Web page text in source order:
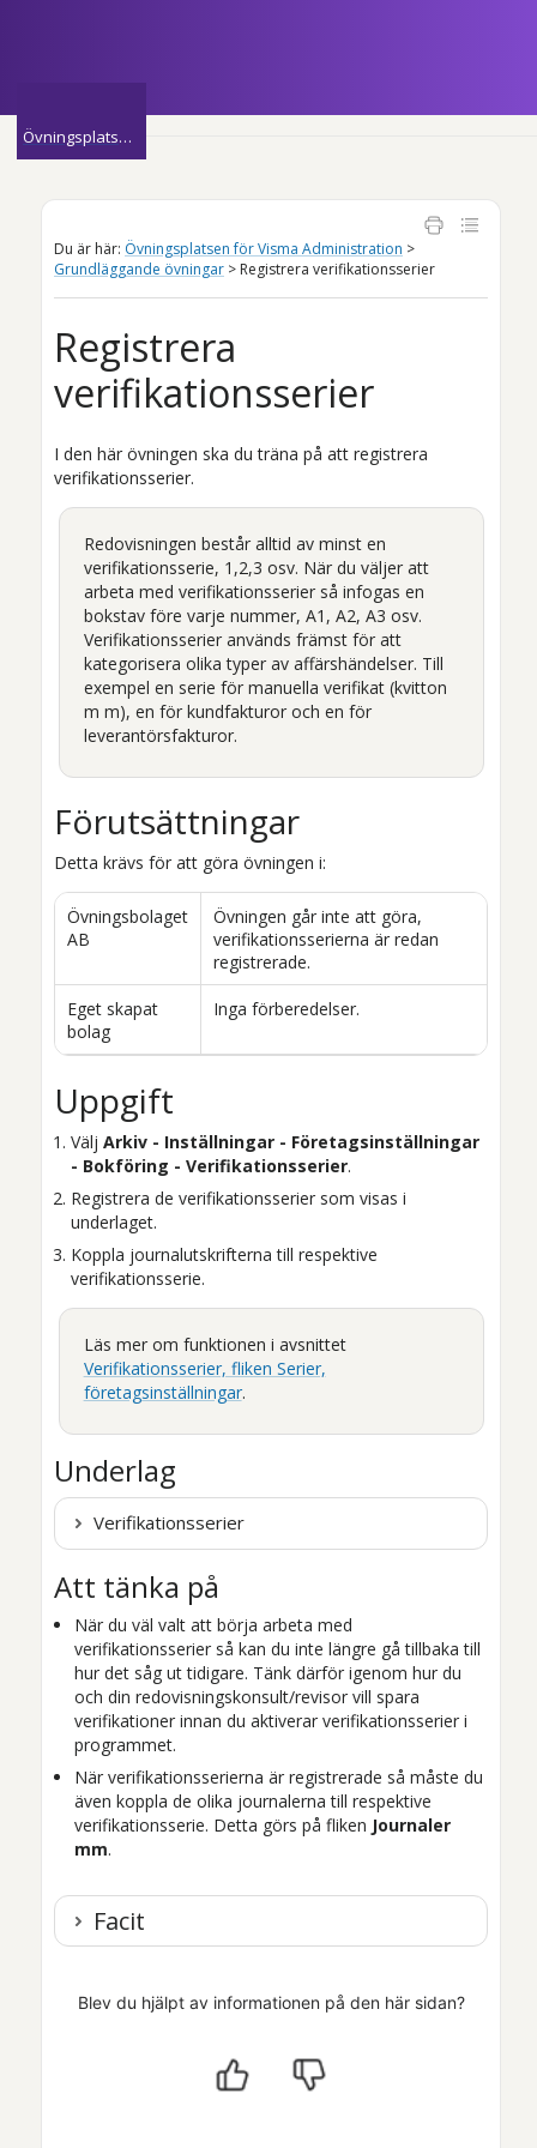
Övningsplatsen för Visma Administration
Du är här: Övningsplatsen för Visma Administration >
Grundläggande övningar > Registrera verifikationsserier
Registrera
verifikationsserier
I den här övningen ska du träna på att registrera
verifikationsserier.
Redovisningen består alltid av minst en
verifikationsserie, 1,2,3 osv. När du väljer att
arbeta med verifikationsserier så infogas en
bokstav före varje nummer, A1, A2, A3 osv.
Verifikationsserier används främst för att
kategorisera olika typer av affärshändelser. Till
exempel en serie för manuella verifikat (kvitton
m m), en för kundfakturor och en för
leverantörsfakturor.
Förutsättningar
Detta krävs för att göra övningen i:
Övningsbolaget
AB
Övningen går inte att göra,
verifikationsserierna är redan
registrerade.
Eget skapat
bolag
Inga förberedelser.
Uppgift
Välj Arkiv - Inställningar - Företagsinställningar
- Bokföring - Verifikationsserier.
Registrera de verifikationsserier som visas i
underlaget.
Koppla journalutskrifterna till respektive
verifikationsserie.
Läs mer om funktionen i avsnittet
Verifikationsserier, fliken Serier,
företagsinställningar.
Underlag
Verifikationsserier
Att tänka på
När du väl valt att börja arbeta med
verifikationsserier så kan du inte längre gå tillbaka till
hur det såg ut tidigare. Tänk därför igenom hur du
och din redovisningskonsult/revisor vill spara
verifikationer innan du aktiverar verifikationsserier i
programmet.
När verifikationsserierna är registrerade så måste du
även koppla de olika journalerna till respektive
verifikationsserie. Detta görs på fliken Journaler
mm.
Facit
Blev du hjälpt av informationen på den här sidan?